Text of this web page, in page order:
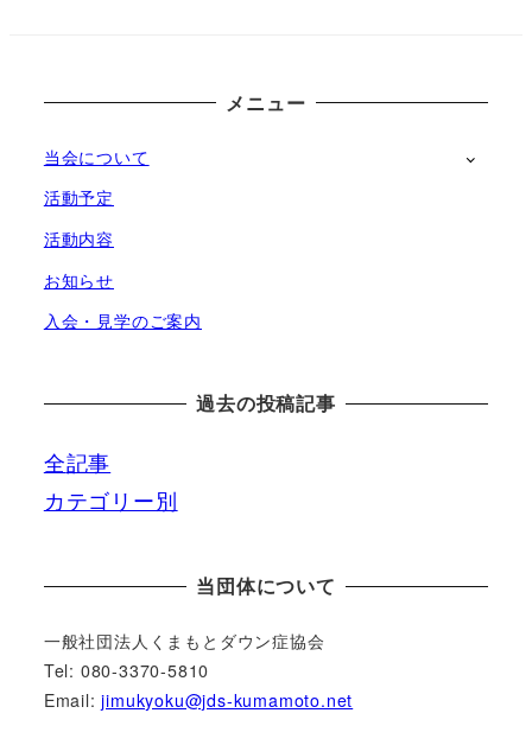
メニュー
当会について
活動予定
活動内容
お知らせ
入会・見学のご案内
過去の投稿記事
全記事
カテゴリー別
当団体について
一般社団法人くまもとダウン症協会
Tel: 080-3370-5810
Email:jimukyoku@jds-kumamoto.net